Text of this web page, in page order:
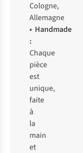
Cologne,
Allemagne
• Handmade
:
Chaque
pièce
est
unique,
faite
à
la
main
et